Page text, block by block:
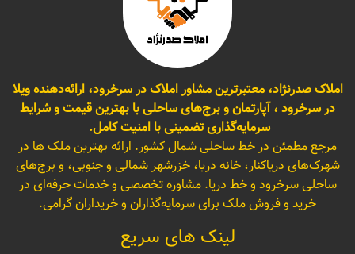
املاک صدرنژاد، معتبرترین مشاور املاک در سرخرود، ارائه‌دهنده ویلا
در سرخرود ، آپارتمان و برج‌های ساحلی با بهترین قیمت و شرایط
سرمایه‌گذاری تضمینی با امنیت کامل.
مرجع مطمئن در خط ساحلی شمال کشور. ارائه بهترین ملک ها در
شهرک‌های دریاکنار، خانه دریا، خزرشهر شمالی و جنوبی، و برج‌های
ساحلی سرخرود و خط دریا. مشاوره تخصصی و خدمات حرفه‌ای در
خرید و فروش ملک برای سرمایه‌گذاران و خریداران گرامی.
لینک های سریع